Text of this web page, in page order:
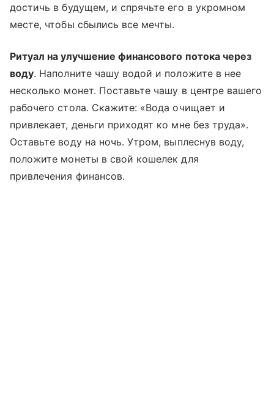
достичь в будущем, и спрячьте его в укромном
месте, чтобы сбылись все мечты.
Ритуал на улучшение финансового потока через
воду. Наполните чашу водой и положите в нее
несколько монет. Поставьте чашу в центре вашего
рабочего стола. Скажите: «Вода очищает и
привлекает, деньги приходят ко мне без труда».
Оставьте воду на ночь. Утром, выплеснув воду,
положите монеты в свой кошелек для
привлечения финансов.